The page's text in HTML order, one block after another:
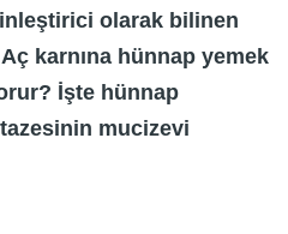
olarak bilinen
karnına hünnap yemek
İşte hünnap
mucizevi